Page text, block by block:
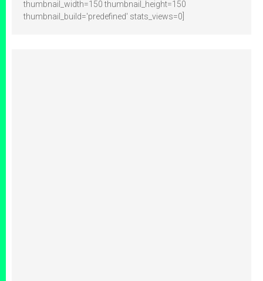
thumbnail_width=150 thumbnail_height=150
thumbnail_build='predefined' stats_views=0]